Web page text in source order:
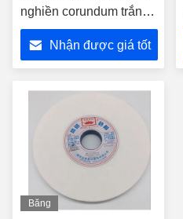
nghiền corundum trắng
bánh nghiền
Nhận được giá tốt
Băng